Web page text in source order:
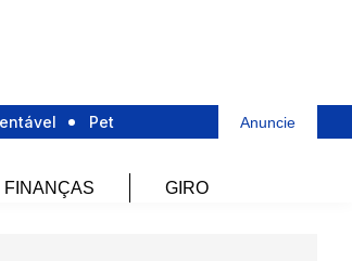
Pet Anuncie
FINANÇAS GIRO